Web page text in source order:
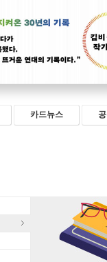
카드뉴스